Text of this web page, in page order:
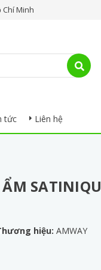
Chí Minh
tức Liên hệ
hiệu: AMWAY